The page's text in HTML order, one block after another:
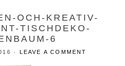
OCH-KREATIV-
TISCHDEKO-
6
· LEAVE A COMMENT